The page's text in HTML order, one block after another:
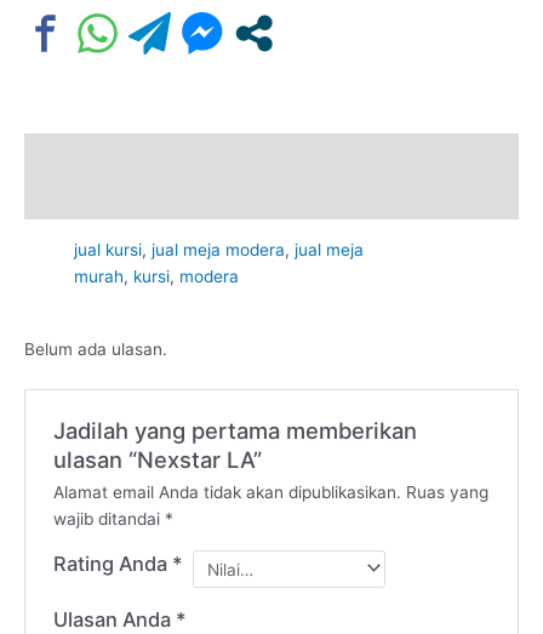
jual kursi,jual meja modera,jual meja
murah, kursi, modera
Belum ada ulasan.
Jadilah yang pertama memberikan
ulasan “Nexstar LA”
Alamat email Anda tidak akan dipublikasikan. Ruas yang
wajib ditandai *
Rating Anda *
Ulasan Anda *